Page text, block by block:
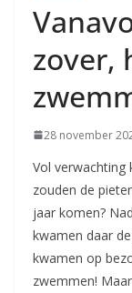
zover,
28 november
Vol verwachting
zouden de
jaar komen?
kwamen daar
kwamen op
zwemmen!